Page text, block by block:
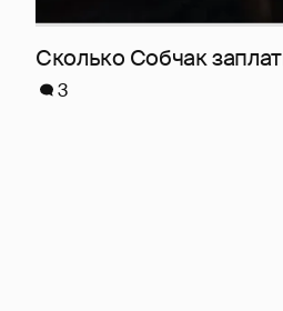
Сколько Собчак
3